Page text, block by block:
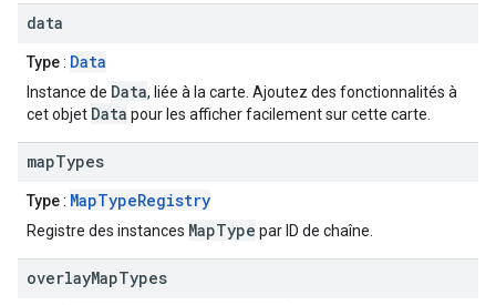
data
Type: Data
Instance de Data, liée à la carte. Ajoutez des fonctionnalités à
cet objet Data pour les afficher facilement sur cette carte.
mapTypes
Type: MapTypeRegistry
Registre des instances MapType par ID de chaîne.
overlayMapTypes